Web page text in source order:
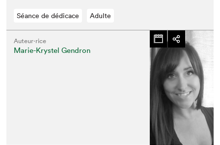
Séance de dédicace Adulte
Auteur·rice
Marie-Krystel Gendron